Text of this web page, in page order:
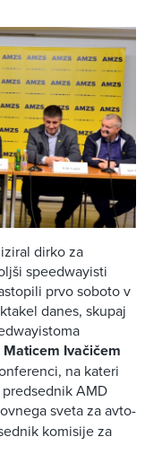
dirko za
speedwayisti
prvo soboto v
danes, skupaj
Maticem Ivačičem
na kateri
AMD
sveta za avto-
komisije za